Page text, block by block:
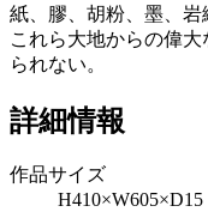
紙、膠、胡粉、墨、岩
これら大地からの偉
られない。
詳細情報
作品サイズ
H410×W605×D15